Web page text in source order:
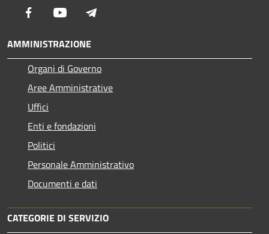
Facebook Youtube
AMMINISTRAZIONE
Organi di Governo
Aree Amministrative
Uffici
Enti e fondazioni
Politici
Personale Amministrativo
Documenti e dati
CATEGORIE DI SERVIZIO